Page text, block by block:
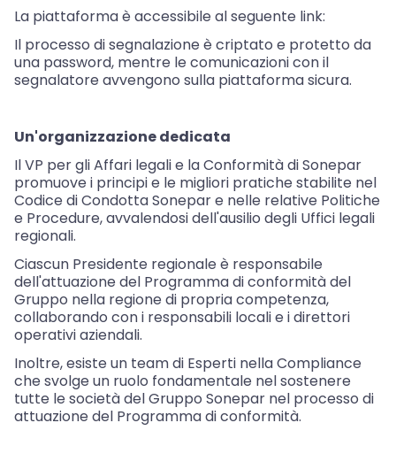
La piattaforma è accessibile al seguente link:
Il processo di segnalazione è criptato e protetto da
una password, mentre le comunicazioni con il
segnalatore avvengono sulla piattaforma sicura.
Un'organizzazione dedicata
Il VP per gli Affari legali e la Conformità di Sonepar
promuove i principi e le migliori pratiche stabilite nel
Codice di Condotta Sonepar e nelle relative Politiche
e Procedure, avvalendosi dell'ausilio degli Uffici legali
regionali.
Ciascun Presidente regionale è responsabile
dell'attuazione del Programma di conformità del
Gruppo nella regione di propria competenza,
collaborando con i responsabili locali e i direttori
operativi aziendali.
Inoltre, esiste un team di Esperti nella Compliance
che svolge un ruolo fondamentale nel sostenere
tutte le società del Gruppo Sonepar nel processo di
attuazione del Programma di conformità.